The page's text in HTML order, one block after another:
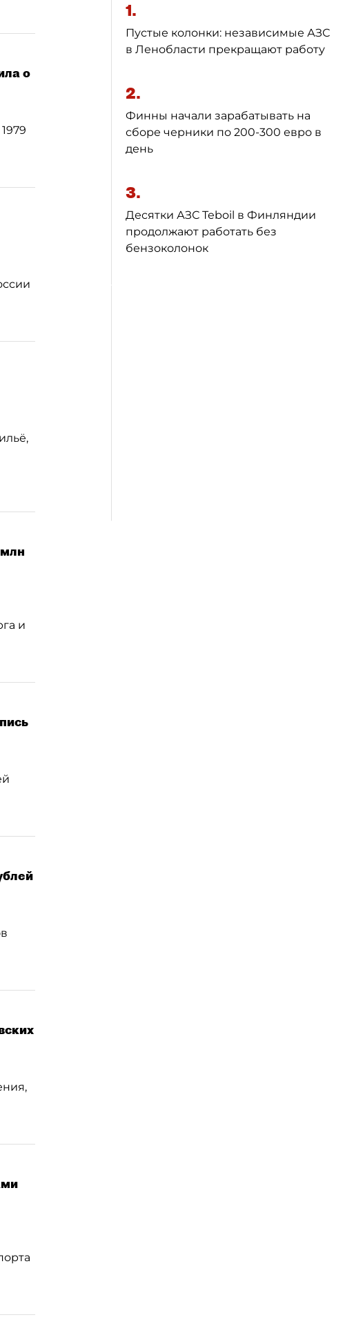
о
и
1.
Пустые колонки: независимые АЗС
в Ленобласти прекращают работу
2.
Финны начали зарабатывать на
сборе черники по 200-300 евро в
день
3.
Десятки АЗС Teboil в Финляндии
продолжают работать без
бензоколонок